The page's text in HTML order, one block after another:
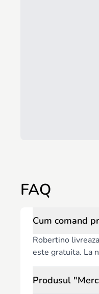
FAQ
Cum comand
Robertino
este gratuita. La
Produsul